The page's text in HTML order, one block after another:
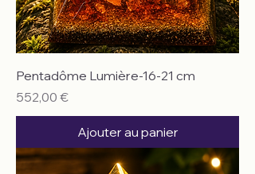
Pentadôme Lumière-16-21 cm
Prix
552,00 €
Ajouter au panier